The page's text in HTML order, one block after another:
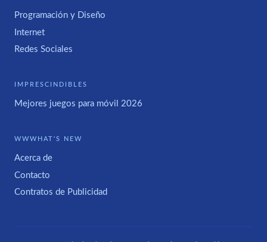
Programación y Diseño
Internet
Redes Sociales
IMPRESCINDIBLES
Mejores juegos para móvil 2026
WWWHAT'S NEW
Acerca de
Contacto
Contratos de Publicidad